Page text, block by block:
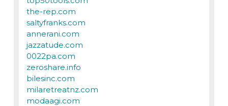
the-rep.com
saltyfranks.com
annerani.com
jazzatude.com
0022pa.com
zeroshare.info
bilesinc.com
milaretreatnz.com
modaagi.com